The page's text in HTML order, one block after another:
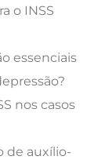
o INSS
essenciais
nos casos
de auxílio-